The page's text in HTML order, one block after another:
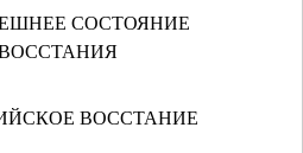
СОСТОЯНИЕ
ВОССТАНИЕ